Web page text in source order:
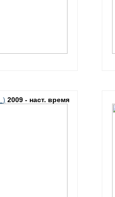
2009 - наст. время